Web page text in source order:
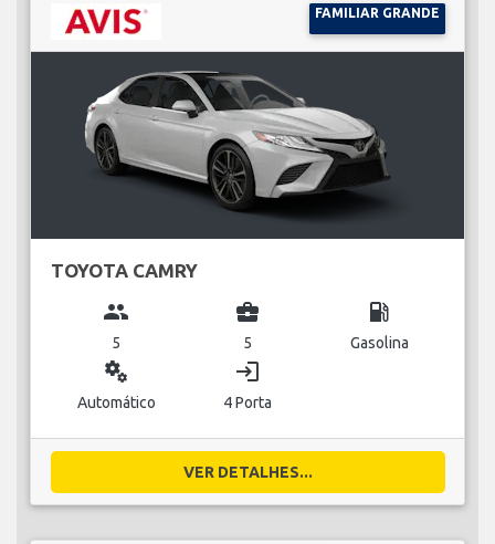
FAMILIAR GRANDE
TOYOTA CAMRY
group
5
business_center
5
local_gas_station
Gasolina
miscellaneous_services
Automático
login
4 Porta
VER DETALHES...